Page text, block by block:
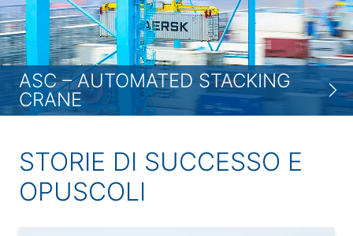
ASC – AUTOMATED STACKING
CRANE
STORIE DI SUCCESSO E
OPUSCOLI